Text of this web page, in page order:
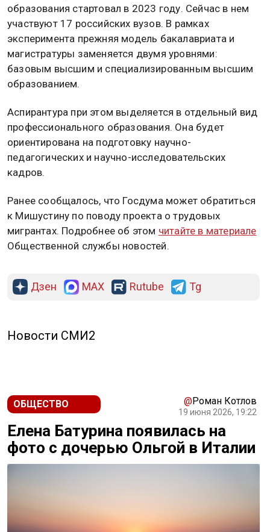
образования стартовал в 2023 году. Сейчас в нем
участвуют 17 российских вузов. В рамках
эксперимента прежняя модель бакалавриата и
магистратуры заменяется двумя уровнями:
базовым высшим и специализированным высшим
образованием.
Аспирантура при этом выделяется в отдельный вид
профессионального образования. Она будет
ориентирована на подготовку научно-
педагогических и научно-исследовательских
кадров.
Ранее сообщалось, что Госдума может обратиться
к Мишустину по поводу проекта о трудовых
мигрантах. Подробнее об этом читайте в материале
Общественной службы новостей.
Дзен MAX Rutube Tg
Новости СМИ2
ОБЩЕСТВО @Роман Котлов
19 июня 2026, 19:22
Елена Батурина появилась на
фото с дочерью Ольгой в Италии